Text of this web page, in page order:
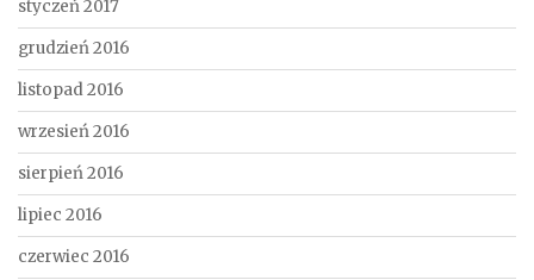
styczeń 2017
grudzień 2016
listopad 2016
wrzesień 2016
sierpień 2016
lipiec 2016
czerwiec 2016